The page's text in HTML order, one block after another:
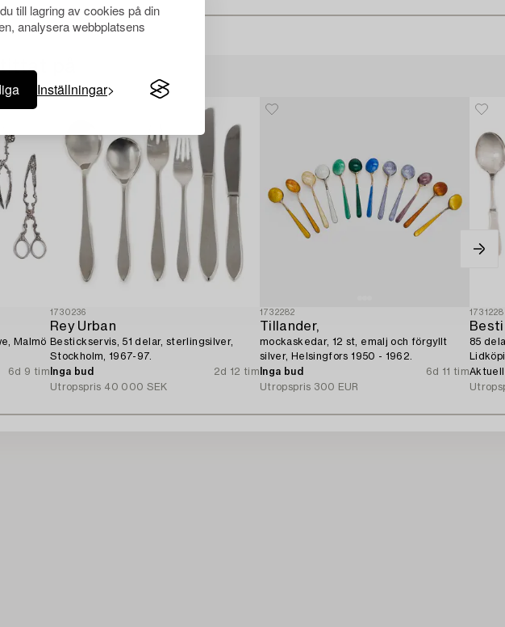
till lagring av cookies på din
analysera webbplatsens
Inställningar
på
Malmö
6d 9 tim
1730236
Rey Urban
Bestickservis, 51 delar, sterlingsilver,
Stockholm, 1967-97.
Inga bud
2d 12 tim
Utropspris 40 000 SEK
1732282
Tillander,
mockaskedar, 12 st, emalj och förgyllt
silver, Helsingfors 1950 - 1962.
Inga bud
6d 11 tim
Utropspris 300 EUR
1731228
85